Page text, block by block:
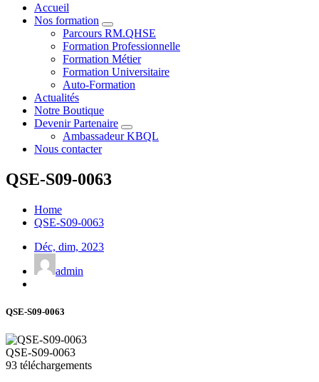
Accueil
Nos formation
Parcours RM.QHSE
Formation Professionnelle
Formation Métier
Formation Universitaire
Auto-Formation
Actualités
Notre Boutique
Devenir Partenaire
Ambassadeur KBQL
Nous contacter
QSE-S09-0063
Home
QSE-S09-0063
Déc, dim, 2023
admin
QSE-S09-0063
QSE-S09-0063
93 téléchargements